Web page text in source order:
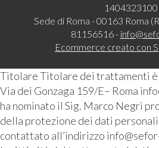
Sede di Roma - 00163 Roma
81156516 -
Ecommerce creato con
Titolare Titolare dei trattamenti è
Via dei Gonzaga 159/E– Roma
ha nominato il Sig. Marco Negri
della protezione dei dati
contattato all’indirizzo